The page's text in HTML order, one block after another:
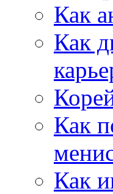
Как
Как
Как
Как